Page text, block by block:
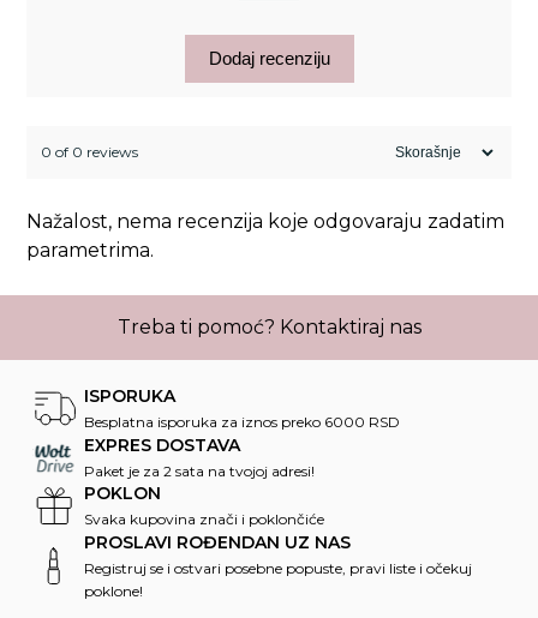
Dodaj recenziju
0 of 0 reviews
Nažalost, nema recenzija koje odgovaraju zadatim
parametrima.
Treba ti pomoć? Kontaktiraj nas
ISPORUKA
Besplatna isporuka za iznos preko 6000 RSD
EXPRES DOSTAVA
Paket je za 2 sata na tvojoj adresi!
POKLON
Svaka kupovina znači i poklončiće
PROSLAVI ROĐENDAN UZ NAS
Registruj se i ostvari posebne popuste, pravi liste i očekuj
poklone!